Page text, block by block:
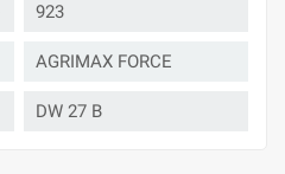
923
AGRIMAX FORCE
DW 27 B